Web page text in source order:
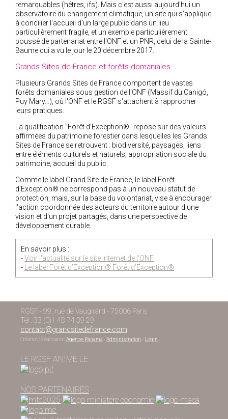
remarquables (hêtres, ifs). Mais c'est aussi aujourd'hui un
observatoire du changement climatique, un site qui s'applique
à concilier l'accueil d'un large public dans un lieu
particulièrement fragile, et un exemple particulièrement
poussé de partenariat entre l'ONF et un PNR, celui de la Sainte-
Baume qui a vu le jour le 20 décembre 2017.
Grands Sites de France et forêts domaniales
Plusieurs Grands Sites de France comportent de vastes
forêts domaniales sous gestion de l'ONF (Massif du Canigó,
Puy Mary…), où l'ONF et le RGSF s'attachent à rapprocher
leurs pratiques.
La qualification "Forêt d’Exception®" repose sur des valeurs
affirmées du patrimoine forestier dans lesquelles les Grands
Sites de France se retrouvent : biodiversité, paysages, liens
entre éléments culturels et naturels, appropriation sociale du
patrimoine, accueil du public.
Comme le label Grand Site de France, le label Forêt
d’Exception® ne correspond pas à un nouveau statut de
protection, mais, sur la base du volontariat, vise à encourager
l'action coordonnée des acteurs du territoire autour d'une
vision et d'un projet partagés, dans une perspective de
développement durable.
En savoir plus :
-Voir l'actualité sur le site internet de l'ONF
-
Le label Forêt d’Exception® Forêt d’Exception®
RGSF - 99, rue de Vaugirard - 75006 Paris
Tél : 33 (0)1 48 74 39 29
contact@grandsitedefrance.com
Création/RéalisationAgence-Panama - Administration - Login
LE RGSF ANIME LE
NOS PARTENAIRES